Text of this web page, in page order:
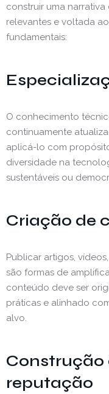
construir uma
relevantes e voltada
fundamentais:
O conhecimento
continuamente
aplicá-lo com
diversidade na
sustentáveis ou
Criação de
Publicar artigos,
são formas de
conteúdo deve ser
práticas e alinhado
alvo.
Construção
reputação